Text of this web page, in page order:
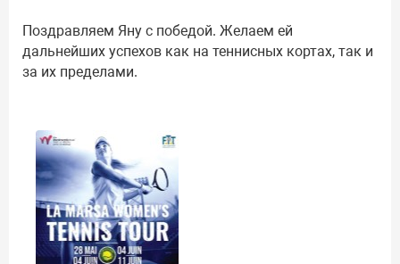
Поздравляем Яну с победой. Желаем ей
дальнейших успехов как на теннисных кортах, так и
за их пределами.